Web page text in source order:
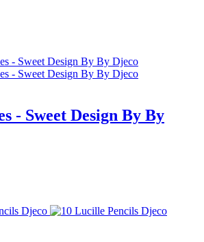
- Sweet Design By By